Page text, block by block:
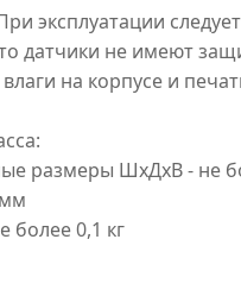
эксплуатации следует
датчики не имеют
на корпусе и
размеры ШxДxВ - не
более 0,1 кг